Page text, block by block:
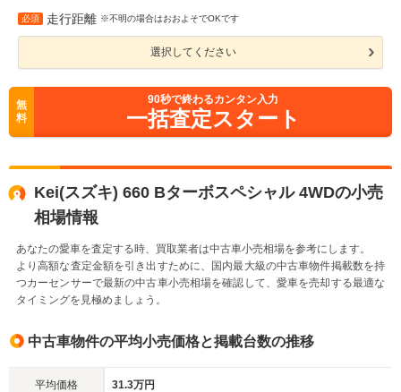
必須 走行距離 ※不明の場合はおおよそでOKです
選択してください
無
料
90秒で終わるカンタン入力
一括査定スタート
Kei(スズキ) 660 Bターボスペシャル 4WDの小売
相場情報
あなたの愛車を査定する時、買取業者は中古車小売相場を参考にします。
より高額な査定金額を引き出すために、国内最大級の中古車物件掲載数を持
つカーセンサーで最新の中古車小売相場を確認して、愛車を売却する最適な
タイミングを見極めましょう。
中古車物件の平均小売価格と掲載台数の推移
平均価格 31.3万円